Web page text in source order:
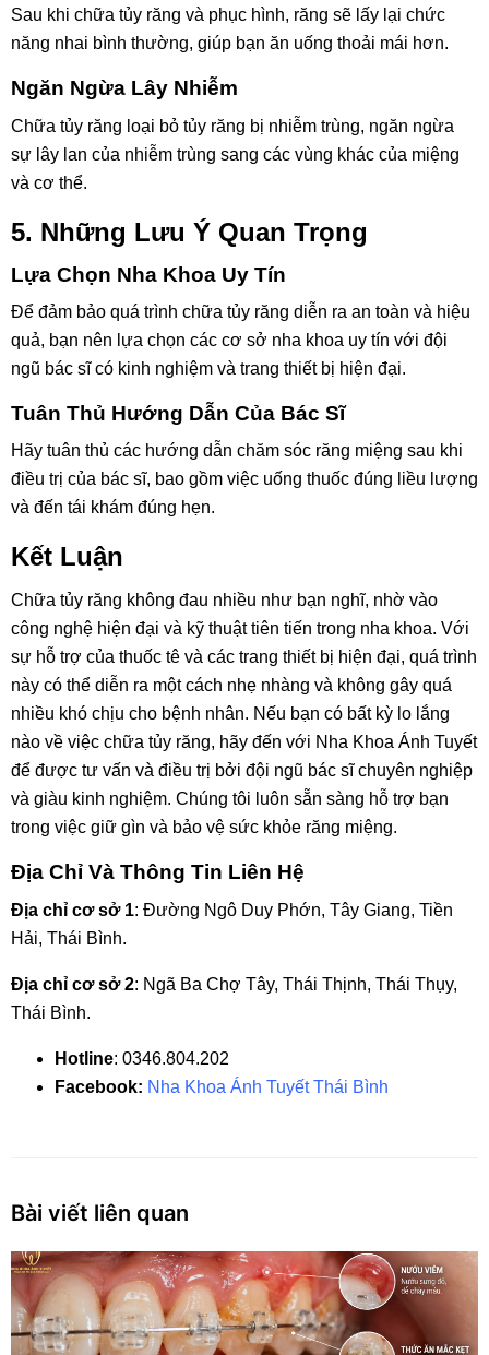
Sau khi chữa tủy răng và phục hình, răng sẽ lấy lại chức
năng nhai bình thường, giúp bạn ăn uống thoải mái hơn.
Ngăn Ngừa Lây Nhiễm
Chữa tủy răng loại bỏ tủy răng bị nhiễm trùng, ngăn ngừa
sự lây lan của nhiễm trùng sang các vùng khác của miệng
và cơ thể.
5. Những Lưu Ý Quan Trọng
Lựa Chọn Nha Khoa Uy Tín
Để đảm bảo quá trình chữa tủy răng diễn ra an toàn và hiệu
quả, bạn nên lựa chọn các cơ sở nha khoa uy tín với đội
ngũ bác sĩ có kinh nghiệm và trang thiết bị hiện đại.
Tuân Thủ Hướng Dẫn Của Bác Sĩ
Hãy tuân thủ các hướng dẫn chăm sóc răng miệng sau khi
điều trị của bác sĩ, bao gồm việc uống thuốc đúng liều lượng
và đến tái khám đúng hẹn.
Kết Luận
Chữa tủy răng không đau nhiều như bạn nghĩ, nhờ vào
công nghệ hiện đại và kỹ thuật tiên tiến trong nha khoa. Với
sự hỗ trợ của thuốc tê và các trang thiết bị hiện đại, quá trình
này có thể diễn ra một cách nhẹ nhàng và không gây quá
nhiều khó chịu cho bệnh nhân. Nếu bạn có bất kỳ lo lắng
nào về việc chữa tủy răng, hãy đến với Nha Khoa Ánh Tuyết
để được tư vấn và điều trị bởi đội ngũ bác sĩ chuyên nghiệp
và giàu kinh nghiệm. Chúng tôi luôn sẵn sàng hỗ trợ bạn
trong việc giữ gìn và bảo vệ sức khỏe răng miệng.
Địa Chỉ Và Thông Tin Liên Hệ
Địa chỉ cơ sở 1: Đường Ngô Duy Phớn, Tây Giang, Tiền
Hải, Thái Bình.
Địa chỉ cơ sở 2: Ngã Ba Chợ Tây, Thái Thịnh, Thái Thụy,
Thái Bình.
Hotline: 0346.804.202
Facebook: Nha Khoa Ánh Tuyết Thái Bình
Bài viết liên quan